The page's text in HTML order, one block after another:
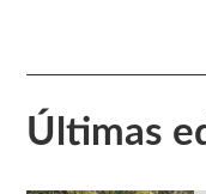
Últimas